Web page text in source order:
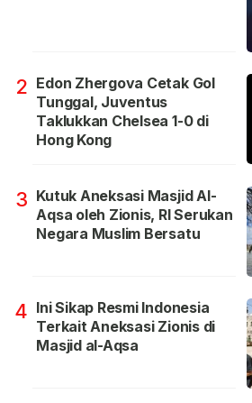
2 Edon Zhergova Cetak Gol
Tunggal, Juventus
Taklukkan Chelsea 1-0 di
Hong Kong
3 Kutuk Aneksasi Masjid Al-
Aqsa oleh Zionis, RI Serukan
Negara Muslim Bersatu
4 Ini Sikap Resmi Indonesia
Terkait Aneksasi Zionis di
Masjid al-Aqsa